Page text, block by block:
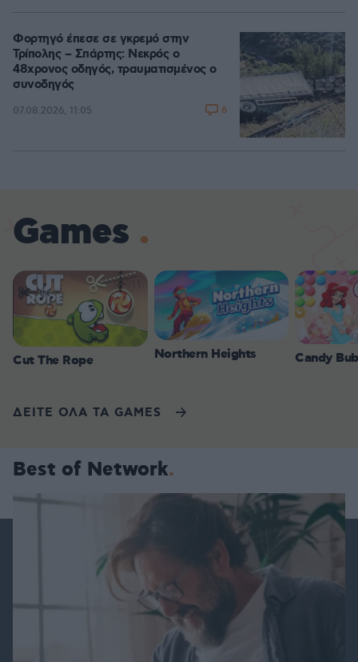
Φορτηγό έπεσε σε γκρεμό στην
Τρίπολης – Σπάρτης: Νεκρός ο
48χρονος οδηγός, τραυματισμένος ο
συνοδηγός
07.08.2026, 11:05 6
Games
Cut The Rope Northern Heights Candy
ΔΕΙΤΕ ΟΛΑ ΤΑ GAMES
Best of Network